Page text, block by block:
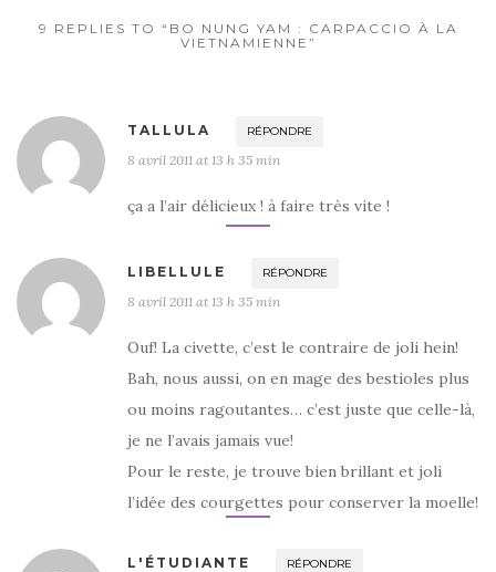
k
9 REPLIES TO “BO NUNG YAM : CARPACCIO À LA
VIETNAMIENNE”
TALLULA RÉPONDRE
8 avril 2011 at 13 h 35 min
ça a l’air délicieux ! à faire très vite !
LIBELLULE RÉPONDRE
8 avril 2011 at 13 h 35 min
Ouf! La civette, c’est le contraire de joli hein!
Bah, nous aussi, on en mage des bestioles plus
ou moins ragoutantes… c’est juste que celle-là,
je ne l’avais jamais vue!
Pour le reste, je trouve bien brillant et joli
l’idée des courgettes pour conserver la moelle!
L'ÉTUDIANTE RÉPONDRE